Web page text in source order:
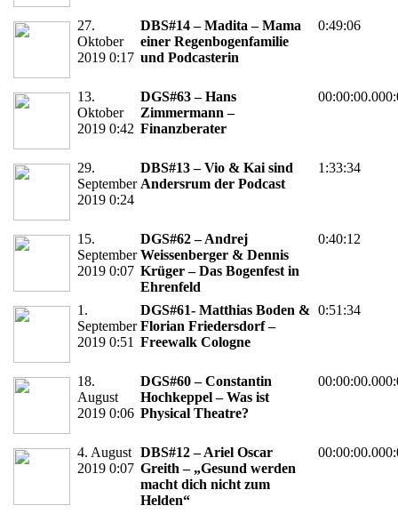
27.
Oktober
2019 0:17
DBS#14 – Madita – Mama
einer Regenbogenfamilie
und Podcasterin
0:49:06
13.
Oktober
2019 0:42
DGS#63 – Hans
Zimmermann –
Finanzberater
29.
September
2019 0:24
DBS#13 – Vio & Kai sind
Andersrum der Podcast
1:33:34
15.
September
2019 0:07
DGS#62 – Andrej
Weissenberger & Dennis
Krüger – Das Bogenfest in
Ehrenfeld
0:40:12
1.
September
2019 0:51
DGS#61- Matthias Boden &
Florian Friedersdorf –
Freewalk Cologne
0:51:34
18.
August
2019 0:06
DGS#60 – Constantin
Hochkeppel – Was ist
Physical Theatre?
4. August
2019 0:07
DBS#12 – Ariel Oscar
Greith – „Gesund werden
macht dich nicht zum
Helden“